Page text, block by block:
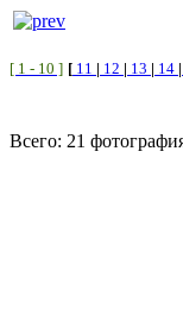
[ 1 - 10 ] [ 11 | 12 | 13 | 14 |
Всего: 21